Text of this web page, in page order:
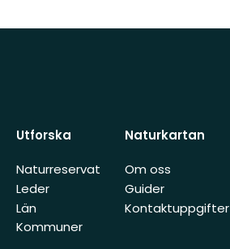
Utforska
Naturreservat
Leder
Län
Kommuner
Naturkartan
Om oss
Guider
Kontaktuppgifter